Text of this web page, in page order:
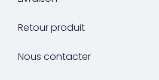
Retour produit
Nous contacter